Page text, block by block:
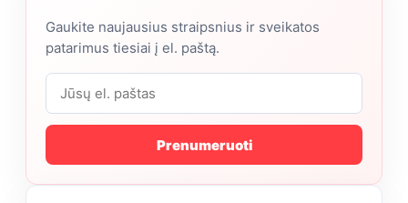
Gaukite naujausius straipsnius ir sveikatos
patarimus tiesiai į el. paštą.
Prenumeruoti